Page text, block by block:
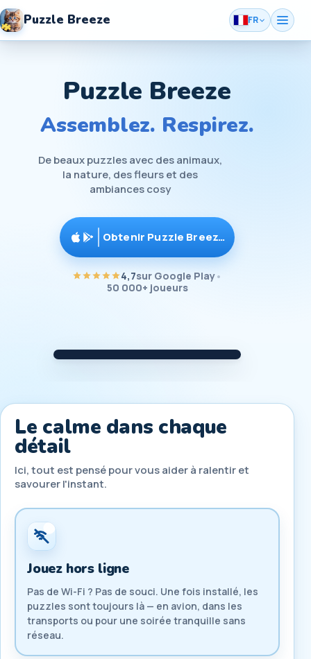
Puzzle Breeze FR
Puzzle Breeze
Assemblez. Respirez.
De beaux puzzles avec des animaux,
la nature, des fleurs et des
ambiances cosy
Obtenir Puzzle Breeze
4,7sur Google Play•
50 000+ joueurs
Le calme dans chaque
détail
Ici, tout est pensé pour vous aider à ralentir et
savourer l'instant.
Jouez hors ligne
Pas de Wi-Fi ? Pas de souci. Une fois installé, les
puzzles sont toujours là — en avion, dans les
transports ou pour une soirée tranquille sans
réseau.